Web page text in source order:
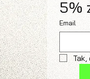
Email